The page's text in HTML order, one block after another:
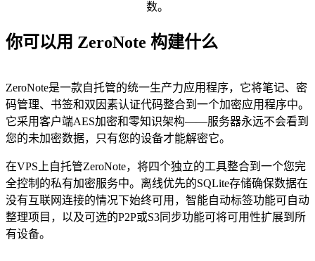
数。
你可以用 ZeroNote 构建什么
ZeroNote是一款自托管的统一生产力应用程序，它将笔记、密
码管理、书签和双因素认证代码整合到一个加密应用程序中。
它采用客户端AES加密和零知识架构——服务器永远不会看到
您的未加密数据，只有您的设备才能解密它。
在VPS上自托管ZeroNote，将四个独立的工具整合到一个您完
全控制的私有加密服务中。离线优先的SQLite存储确保数据在
没有互联网连接的情况下始终可用，智能自动标签功能可自动
整理项目，以及可选的P2P或S3同步功能可将可用性扩展到所
有设备。